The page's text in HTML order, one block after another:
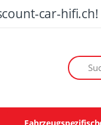
car-hifi.ch!
Suchen